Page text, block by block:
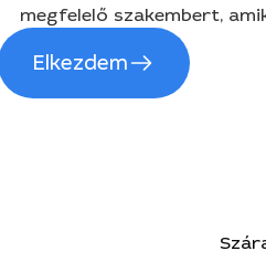
megfelelő szakembert,
Elkezdem